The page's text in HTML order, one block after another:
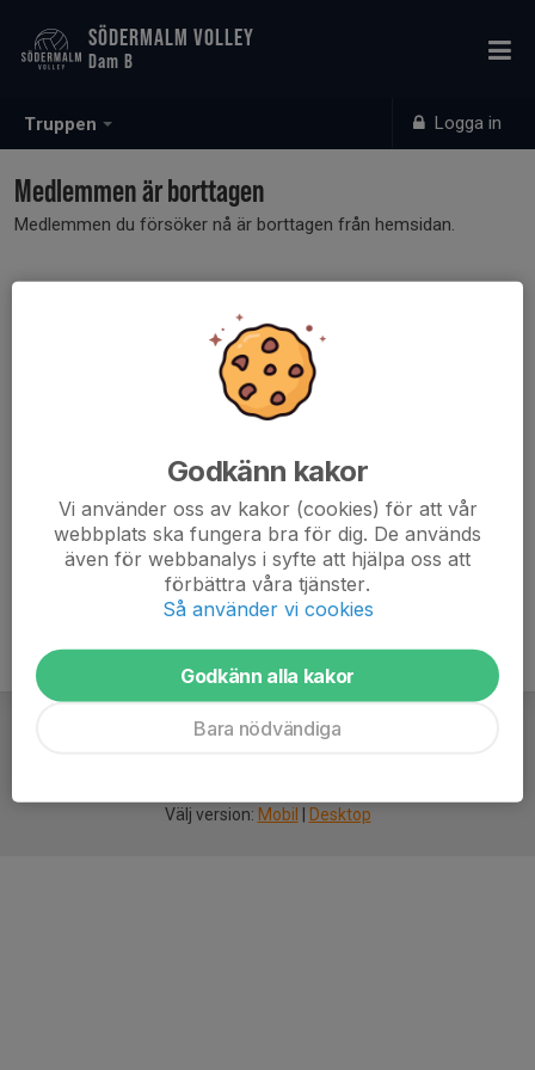
Truppen Logga in
SÖDERMALM VOLLEY
Dam B
Medlemmen är borttagen
Medlemmen du försöker nå är borttagen från hemsidan.
Välj version: Mobil Desktop
Godkänn kakor
Vi använder oss av kakor (cookies) för att vår
webbplats ska fungera bra för dig. De används
även för webbanalys i syfte att hjälpa oss att
förbättra våra tjänster.
Så använder vi cookies
Godkänn alla kakor
Bara nödvändiga